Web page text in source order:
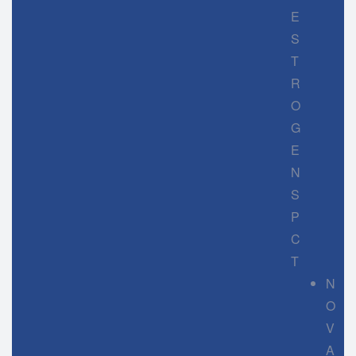
E
S
T
R
O
G
E
N
S
P
C
T
N
O
V
A